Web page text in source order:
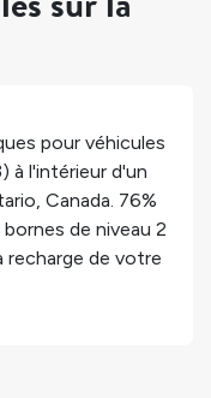
pour véhicules
à l'intérieur d'un
, Canada. 76%
de niveau 2
de votre